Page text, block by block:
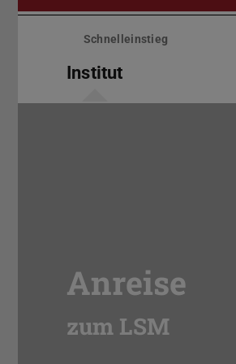
Menü
überspringenSchnelleinstieg
Institut
Anreise
zum LSM